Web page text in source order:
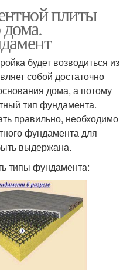
плиты
будет возводиться из
собой достаточно
дома, а потому
тип фундамента.
правильно, необходимо
фундамента для
выдержана.
типы фундамента: